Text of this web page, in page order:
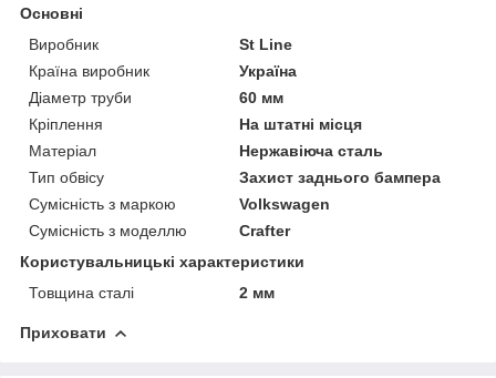
Основні
Виробник
St Line
Країна виробник
Україна
Діаметр труби
60 мм
Кріплення
На штатні місця
Матеріал
Нержавіюча сталь
Тип обвісу
Захист заднього бампера
Сумісність з маркою
Volkswagen
Сумісність з моделлю
Crafter
Користувальницькі характеристики
Товщина сталі
2 мм
Приховати